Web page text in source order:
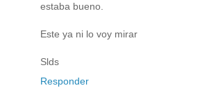
estaba bueno.
Este ya ni lo voy mirar
Slds
Responder